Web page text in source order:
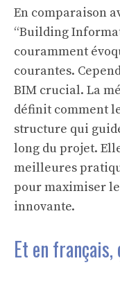
En comparaison
“Building
couramment
courantes.
BIM crucial. La
définit comment
structure qui
long du projet.
meilleures
pour maximiser
innovante.
Et en français,